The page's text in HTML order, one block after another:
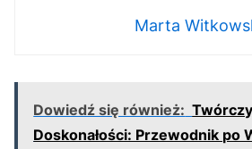
Marta
Dowiedź się również:
Doskonałości: Przewodnik po